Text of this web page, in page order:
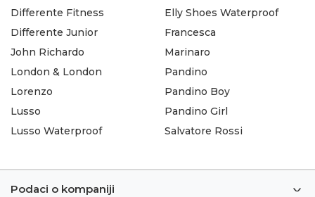
Differente Fitness
Differente Junior
Elly Shoes Waterproof
Francesca
John Richardo
London & London
Lorenzo
Lusso
Lusso Waterproof
Marinaro
Pandino
Pandino Boy
Pandino Girl
Salvatore Rossi
Podaci o kompaniji